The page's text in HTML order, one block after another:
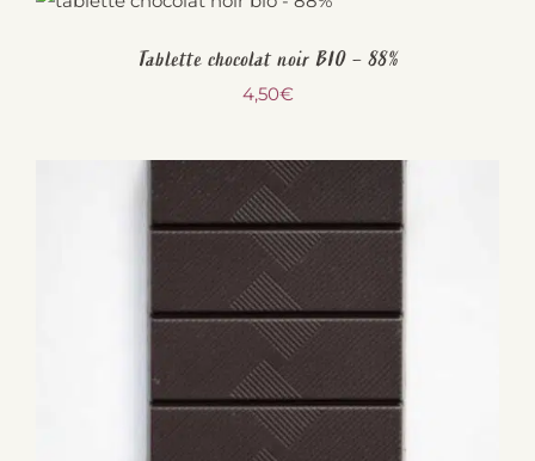
Tablette chocolat noir BIO – 88%
4,50€